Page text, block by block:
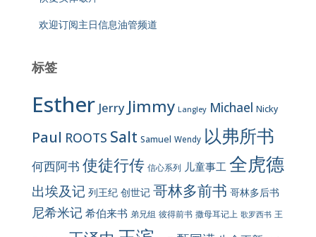
欢迎订阅主日信息油管频道
标签
Esther Jerry Jimmy Langley Michael Nicky
Paul ROOTS Salt Samuel Wendy 以弗所书
何西阿书 使徒行传 信心系列 儿童事工 全虎德
出埃及记 列王纪 创世记 哥林多前书 哥林多后书
尼希米记 希伯来书 弟兄组 彼得前书 撒母耳记上 歌罗西书 王